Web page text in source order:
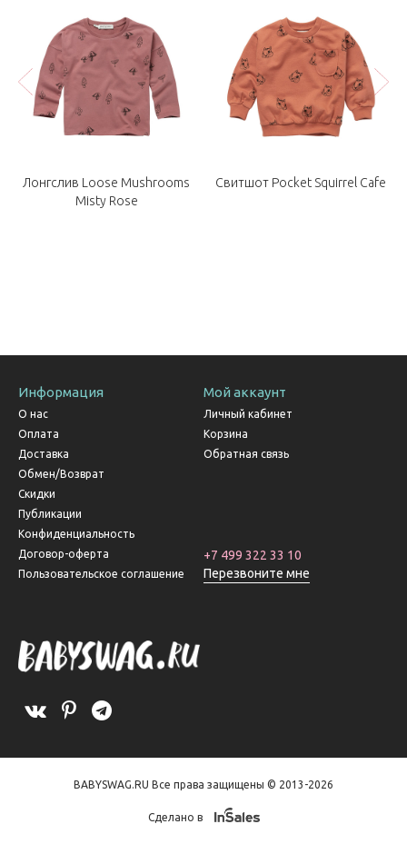
Лонгслив Loose Mushrooms
Misty Rose
Свитшот Pocket Squirrel Cafe
Информация
О нас
Оплата
Доставка
Обмен/Возврат
Скидки
Публикации
Конфиденциальность
Договор-оферта
Пользовательское соглашение
Мой аккаунт
Личный кабинет
Корзина
Обратная связь
+7 499 322 33 10
Перезвоните мне
BABYSWAG.RU Все права защищены © 2013-2026
Сделано в